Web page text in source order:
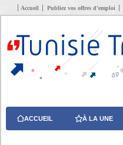
Accueil Publiez vos offres d’emploi
ACCUEIL À LA UNE